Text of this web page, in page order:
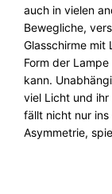
auch in vielen
Bewegliche,
Glasschirme
Form der
kann.
viel Licht und
fällt nicht nur
Asymmetrie,